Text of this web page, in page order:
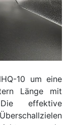
10 um eine
Länge mit
effektive